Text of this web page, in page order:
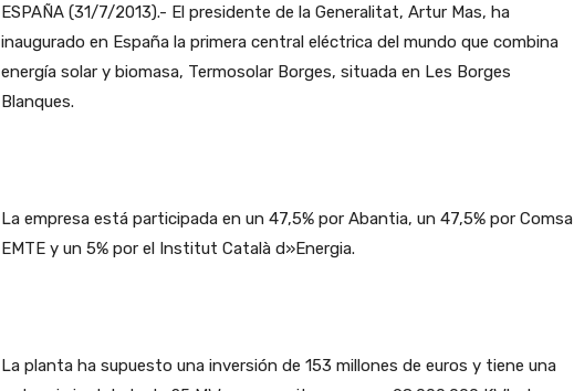
ESPAÑA (31/7/2013).- El presidente de la Generalitat, Artur Mas, ha
inaugurado en España la primera central eléctrica del mundo que combina
energía solar y biomasa, Termosolar Borges, situada en Les Borges
Blanques.
La empresa está participada en un 47,5% por Abantia, un 47,5% por Comsa
EMTE y un 5% por el Institut Català d»Energia.
La planta ha supuesto una inversión de 153 millones de euros y tiene una